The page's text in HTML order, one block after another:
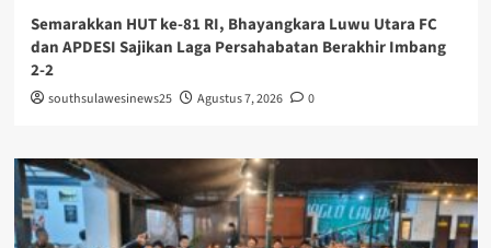
Semarakkan HUT ke-81 RI, Bhayangkara Luwu Utara FC
dan APDESI Sajikan Laga Persahabatan Berakhir Imbang
2-2
southsulawesinews25 Agustus 7, 2026 0